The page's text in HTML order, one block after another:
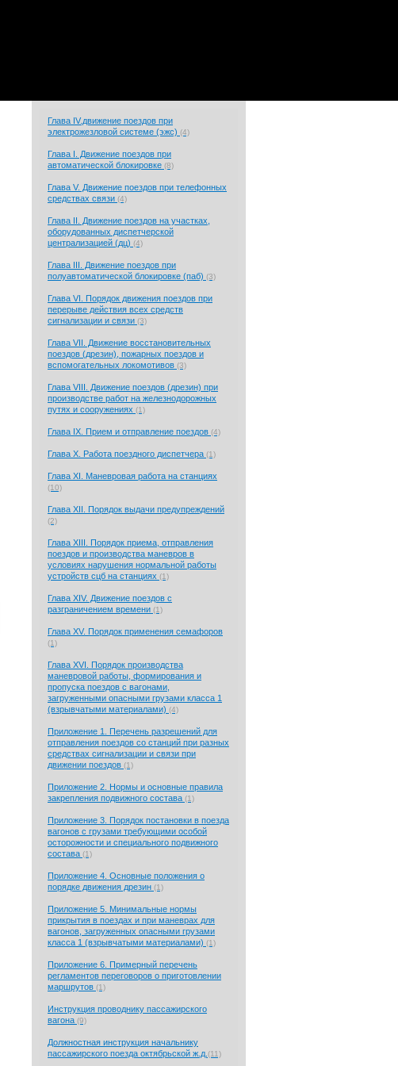
Глава IV.движение поездов при
электрожезловой системе (эжс) (4)
Глава I. Движение поездов при
автоматической блокировке (8)
Глава V. Движение поездов при телефонных
средствах связи (4)
Глава II. Движение поездов на участках,
оборудованных диспетчерской
централизацией (дц) (4)
Глава III. Движение поездов при
полуавтоматической блокировке (паб) (3)
Глава VI. Порядок движения поездов при
перерыве действия всех средств
сигнализации и связи (3)
Глава VII. Движение восстановительных
поездов (дрезин), пожарных поездов и
вспомогательных локомотивов (3)
Глава VIII. Движение поездов (дрезин) при
производстве работ на железнодорожных
путях и сооружениях (1)
Глава IX. Прием и отправление поездов (4)
Глава X. Работа поездного диспетчера (1)
Глава XI. Маневровая работа на станциях
(10)
Глава XII. Порядок выдачи предупреждений
(2)
Глава XIII. Порядок приема, отправления
поездов и производства маневров в
условиях нарушения нормальной работы
устройств сцб на станциях (1)
Глава XIV. Движение поездов с
разграничением времени (1)
Глава XV. Порядок применения семафоров
(1)
Глава XVI. Порядок производства
маневровой работы, формирования и
пропуска поездов с вагонами,
загруженными опасными грузами класса 1
(взрывчатыми материалами) (4)
Приложение 1. Перечень разрешений для
отправления поездов со станций при разных
средствах сигнализации и связи при
движении поездов (1)
Приложение 2. Нормы и основные правила
закрепления подвижного состава (1)
Приложение 3. Порядок постановки в поезда
вагонов с грузами требующими особой
осторожности и специального подвижного
состава (1)
Приложение 4. Основные положения о
порядке движения дрезин (1)
Приложение 5. Минимальные нормы
прикрытия в поездах и при маневрах для
вагонов, загруженных опасными грузами
класса 1 (взрывчатыми материалами) (1)
Приложение 6. Примерный перечень
регламентов переговоров о приготовлении
маршрутов (1)
Инструкция проводнику пассажирского
вагона (9)
Должностная инструкция начальнику
пассажирского поезда октябрьской ж.д. (11)